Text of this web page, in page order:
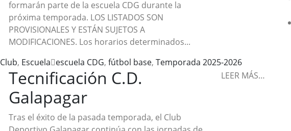
formarán parte de la escuela CDG durante la
próxima temporada. LOS LISTADOS SON
PROVISIONALES Y ESTÁN SUJETOS A
MODIFICACIONES. Los horarios determinados...
Club, Escuela escuela CDG, fútbol base, Temporada 2025-2026
LEER MÁS…
Tecnificación C.D.
Galapagar
Tras el éxito de la pasada temporada, el Club